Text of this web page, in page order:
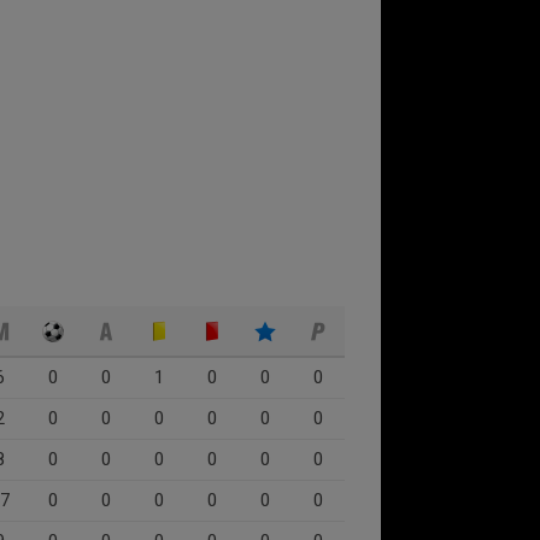
0 0 1 0 0
0
0 0 0 0 0
0
0 0 0 0 0
0
0 0 0 0 0
0